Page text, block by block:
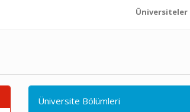
Üniversiteler
Üniversite Bölümleri